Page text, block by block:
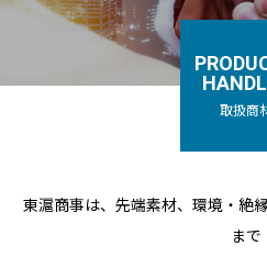
取扱商
東滬商事は、先端素材、環境・絶
まで